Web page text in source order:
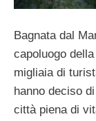
Bagnata dal
capoluogo
migliaia di
hanno deciso
città piena di